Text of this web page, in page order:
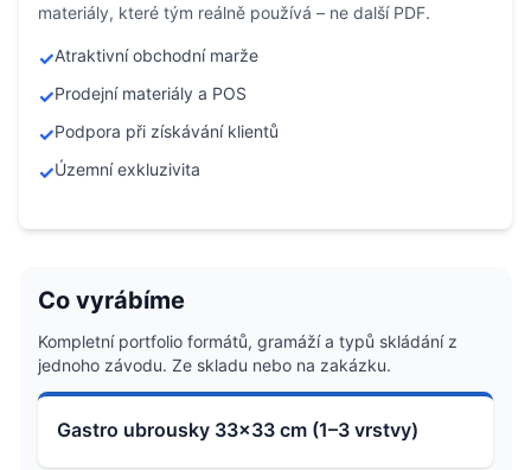
materiály, které tým reálně používá – ne další PDF.
✓Atraktivní obchodní marže
✓Prodejní materiály a POS
✓Podpora při získávání klientů
✓Územní exkluzivita
Co vyrábíme
Kompletní portfolio formátů, gramáží a typů skládání z
jednoho závodu. Ze skladu nebo na zakázku.
Gastro ubrousky 33×33 cm (1–3 vrstvy)